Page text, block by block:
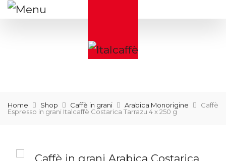
Home Shop Caffè in grani Arabica Monorigine
Caffè
Espresso in grani Italcaffè Costarica Tarrazu 4 x 250 g